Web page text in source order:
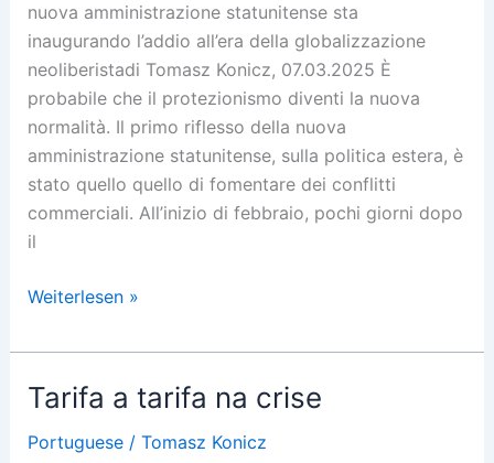
nuova amministrazione statunitense sta
inaugurando l’addio all’era della globalizzazione
neoliberistadi Tomasz Konicz, 07.03.2025 È
probabile che il protezionismo diventi la nuova
normalità. Il primo riflesso della nuova
amministrazione statunitense, sulla politica estera, è
stato quello quello di fomentare dei conflitti
commerciali. All’inizio di febbraio, pochi giorni dopo
il
Un
via
l’altro,
nella
Crisi
Weiterlesen »
Tarifa a tarifa na crise
Portuguese/ Tomasz Konicz